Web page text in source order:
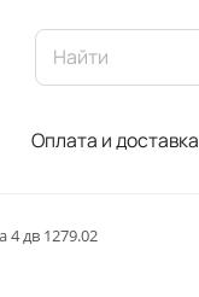
Оплата и доставка
4 дв 1279.02